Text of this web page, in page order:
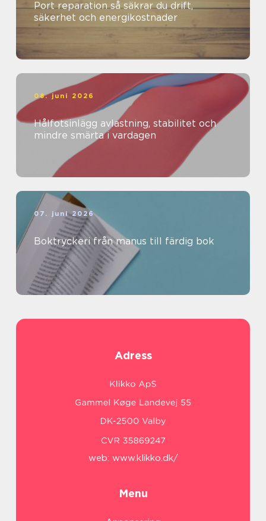
Port reparation så säkrar du drift,
säkerhet och energikostnader
08. juni 2026
Hålfotsinlägg avlastning, stabilitet och
mindre smärta i vardagen
07. juni 2026
Boktryckeri från manus till färdig bok
Adress
web: www.klikko.dk/
Menu